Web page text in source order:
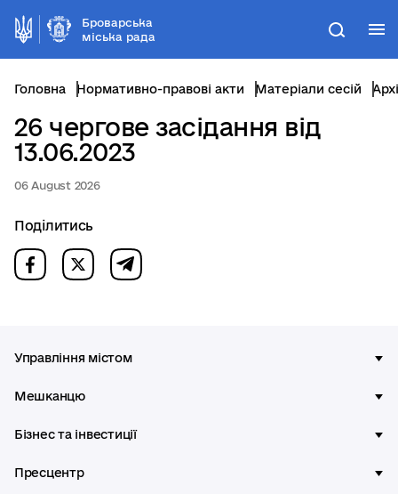
Броварська
міська рада
Пошук
Головна Нормативно-правові акти Матеріали сесій
26 чергове засідання від
13.06.2023
06 August 2026
Поділитись
Управління містом
Мешканцю
Бізнес та інвестиції
Пресцентр